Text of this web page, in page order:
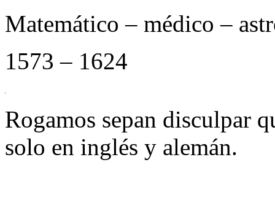
Matemático – médico –
1573 – 1624
Rogamos sepan disculpar
solo en inglés y alemán.